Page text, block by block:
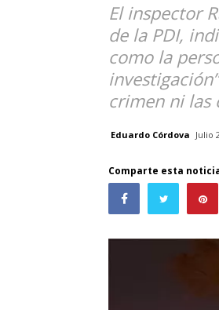
El inspector
de la PDI,
como la
crimen ni las
Eduardo Córdova Julio
Comparte esta